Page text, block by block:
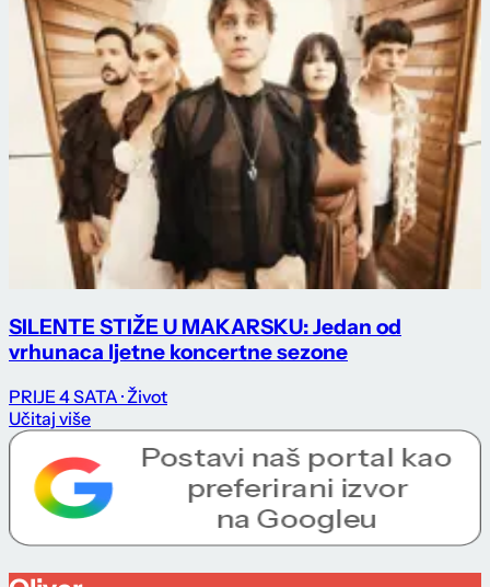
SILENTE STIŽE U MAKARSKU: Jedan od
vrhunaca ljetne koncertne sezone
PRIJE 4 SATA · Život
Učitaj više